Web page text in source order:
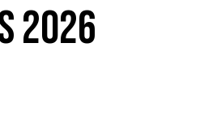
2026